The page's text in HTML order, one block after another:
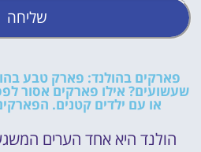
שליחה
פארקים בהולנד: פארק טבע
שעשועים? אילו פארקים אסור
או עם ילדים קטנים.
הולנד היא אחד הערים